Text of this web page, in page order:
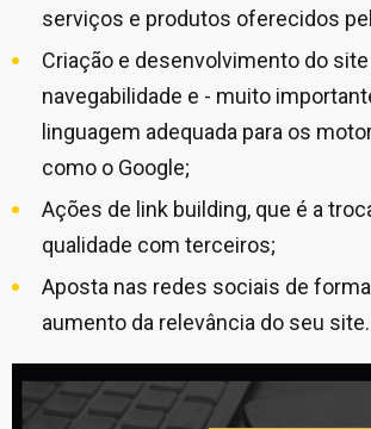
serviços e produtos oferecidos
Criação e desenvolvimento do
navegabilidade e - muito
linguagem adequada para os
como o Google;
Ações de link building, que é a
qualidade com terceiros;
Aposta nas redes sociais de
aumento da relevância do seu site.